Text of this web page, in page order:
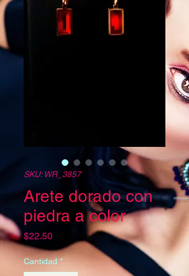
SKU: WR_3857
Arete dorado con
piedra a color
$22.50Precio
Cantidad *